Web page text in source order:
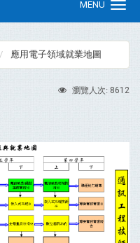
MENU
應用電子領域就業地圖
瀏覽人次: 8612